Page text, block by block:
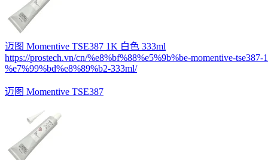
迈图 Momentive TSE387 1K 白色 333ml
https://prostech.vn/cn/%e8%bf%88%e5%9b%be-momentive-tse387-
%e7%99%bd%e8%89%b2-333ml/
迈图 Momentive TSE387